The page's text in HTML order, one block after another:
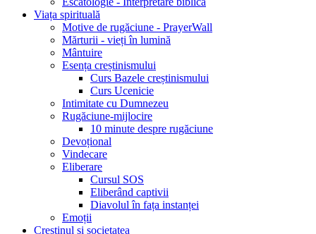
Viața spirituală
Motive de rugăciune - PrayerWall
Mărturii - vieți în lumină
Mântuire
Esența creștinismului
Curs Bazele creștinismului
Curs Ucenicie
Intimitate cu Dumnezeu
Rugăciune-mijlocire
10 minute despre rugăciune
Devoțional
Vindecare
Eliberare
Cursul SOS
Eliberând captivii
Diavolul în fața instanței
Emoții
Creștinul și societatea